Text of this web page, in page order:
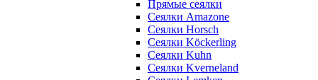
Прямые сеялки
Сеялки Amazone
Сеялки Horsch
Сеялки Köckerling
Сеялки Kuhn
Сеялки Kverneland